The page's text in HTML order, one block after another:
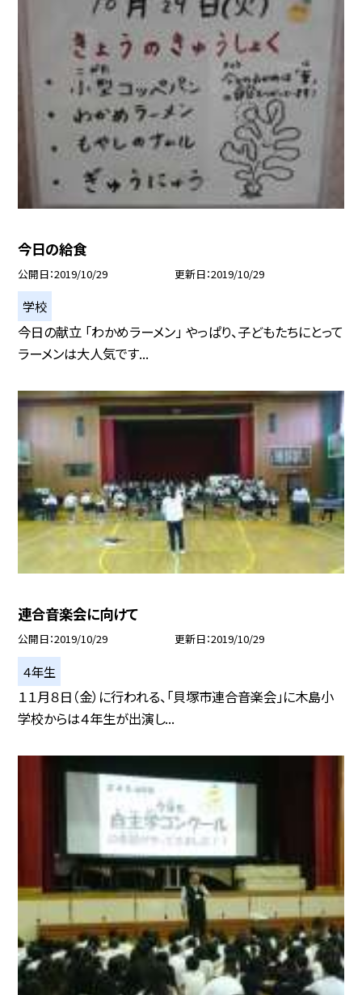
今日の給食
公開日 2019/10/29 更新日 2019/10/29
学校
今日の献立 「わかめラーメン」 やっぱり、子どもたちにとって
ラーメンは大人気です...
連合音楽会に向けて
公開日 2019/10/29 更新日 2019/10/29
４年生
１１月８日（金）に行われる、「貝塚市連合音楽会」に木島小
学校からは４年生が出演し...